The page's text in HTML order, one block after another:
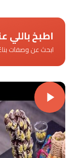
اطبخ باللي
ابحث عن وصفات